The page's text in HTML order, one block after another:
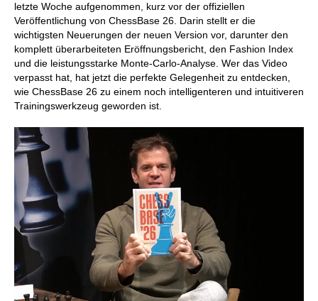
letzte Woche aufgenommen, kurz vor der offiziellen
Veröffentlichung von ChessBase 26. Darin stellt er die
wichtigsten Neuerungen der neuen Version vor, darunter den
komplett überarbeiteten Eröffnungsbericht, den Fashion Index
und die leistungsstarke Monte-Carlo-Analyse. Wer das Video
verpasst hat, hat jetzt die perfekte Gelegenheit zu entdecken,
wie ChessBase 26 zu einem noch intelligenteren und intuitiveren
Trainingswerkzeug geworden ist.